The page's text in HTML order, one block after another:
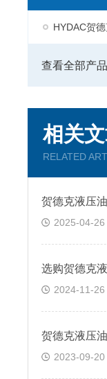
HYDAC贺
查看全部产品
相关
RELATED
2025-04-26
2024-11-26
2023-09-20